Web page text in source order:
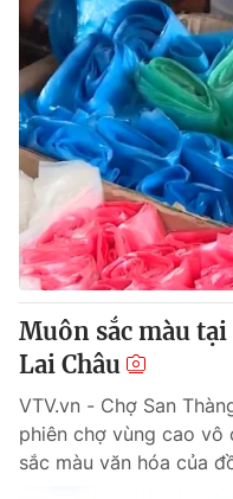
Y tế
Thế giới
Tin tức
Thế giới đó đây
Câu chuyện quốc tế
Kinh tế
Tài chính
Thị trường
Góc doanh nghiệp
Dữ liệu và đời sống
Truyền hình
Hậu trường
Nhân vật
Giải trí
Điện ảnh
Đời sống
Muôn sắc màu
Lai Châu
VTV.vn - Chợ San
phiên chợ vùng cao vô
sắc màu văn hóa của